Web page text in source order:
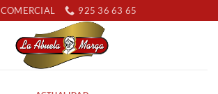
COMERCIAL 925 36 63 65